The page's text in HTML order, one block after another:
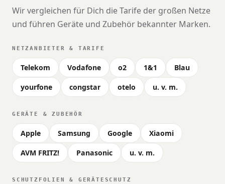
Wir vergleichen für Dich die Tarife der großen Netze
und führen Geräte und Zubehör bekannter Marken.
NETZANBIETER & TARIFE
Telekom Vodafone o2 1&1 Blau
yourfone congstar otelo u. v. m.
GERÄTE & ZUBEHÖR
Apple Samsung Google Xiaomi
AVM FRITZ! Panasonic u. v. m.
SCHUTZFOLIEN & GERÄTESCHUTZ